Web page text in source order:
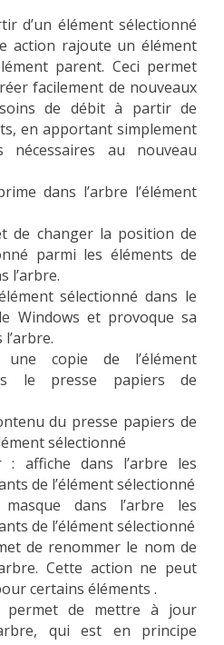
d’un élément sélectionné
action rajoute un élément
parent. Ceci permet
facilement de nouveaux
de débit à partir de
en apportant simplement
nécessaires au nouveau
dans l’arbre l’élément
de changer la position de
parmi les éléments de
l’arbre.
sélectionné dans le
Windows et provoque sa
copie de l’élément
le presse papiers de
du presse papiers de
sélectionné
: affiche dans l’arbre les
de l’élément sélectionné
dans l’arbre les
de l’élément sélectionné
de renommer le nom de
Cette action ne peut
certains éléments .
de mettre à jour
qui est en principe